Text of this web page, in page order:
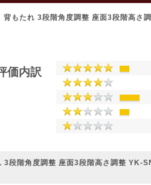
背もたれ 3段階角度調整 座面3段階高さ
価内訳
3段階角度調整 座面3段階高さ調整 YK-